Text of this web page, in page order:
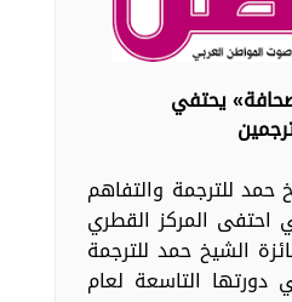
يحتفي
حمد للترجمة والتفاهم
احتفى المركز القطري
الشيخ حمد للترجمة
دورتها التاسعة لعام